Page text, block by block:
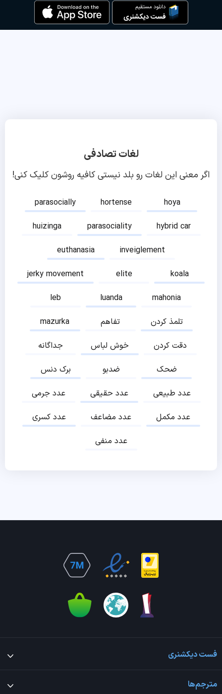
لغات تصادفی
اگر معنی این لغات رو بلد نیستی کافیه روشون کلیک کنی!
parasocially hortense
hoya
huizinga
parasociality
hybrid car
euthanasia
inveiglement
jerky movement
elite
koala
leb
luanda
mahonia
mazurka
تفاهم
تلمذ کردن
جداگانه
خوش لباس
دقت کردن
برک دنس
ضدبو
ضحک
عدد جرمی
عدد حقیقی
عدد طبیعی
عدد کسری
عدد مضاعف
عدد مکمل
عدد منفی
فست دیکشنری
مترجم‌ها